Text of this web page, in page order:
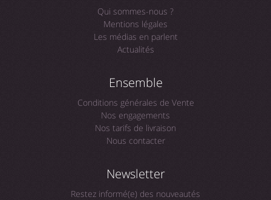
Qui sommes-nous ?
Mentions légales
Les médias en parlent
Actualités
Ensemble
Conditions générales de Vente
Nos engagements
Nos tarifs de livraison
Nous contacter
Newsletter
Restez informé(e) des nouveautés